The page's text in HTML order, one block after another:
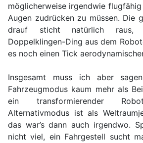
möglicherweise irgendwie flugfähig
Augen zudrücken zu müssen. Die
drauf sticht natürlich
Doppelklingen-Ding aus dem
es noch einen Tick
Insgesamt muss ich aber
Fahrzeugmodus kaum mehr als
ein transformierender
Alternativmodus ist als
das war’s dann auch irgendwo.
nicht viel, ein Fahrgestell sucht